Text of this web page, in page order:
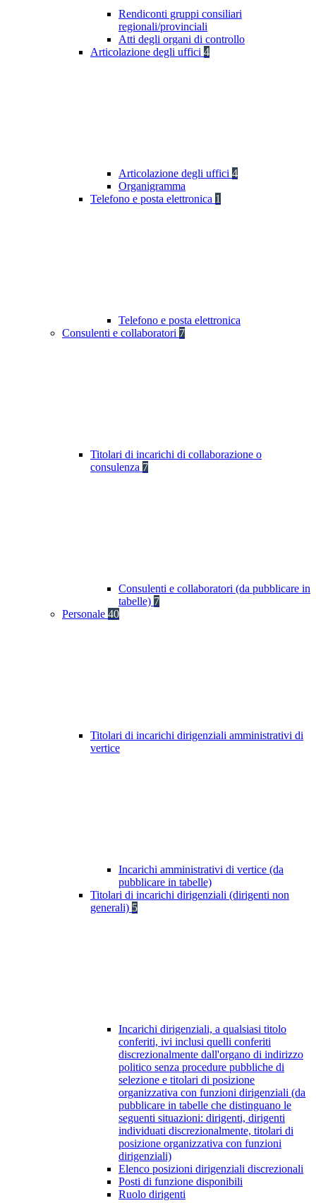
Rendiconti gruppi consiliari
regionali/provinciali
Atti degli organi di controllo
Articolazione degli uffici 4
Articolazione degli uffici 4
Organigramma
Telefono e posta elettronica 1
Telefono e posta elettronica
Consulenti e collaboratori 7
Titolari di incarichi di collaborazione o
consulenza 7
Consulenti e collaboratori (da pubblicare in
tabelle) 7
Personale 40
Titolari di incarichi dirigenziali amministrativi di
vertice
Incarichi amministrativi di vertice (da
pubblicare in tabelle)
Titolari di incarichi dirigenziali (dirigenti non
generali) 5
Incarichi dirigenziali, a qualsiasi titolo
conferiti, ivi inclusi quelli conferiti
discrezionalmente dall'organo di indirizzo
politico senza procedure pubbliche di
selezione e titolari di posizione
organizzativa con funzioni dirigenziali (da
pubblicare in tabelle che distinguano le
seguenti situazioni: dirigenti, dirigenti
individuati discrezionalmente, titolari di
posizione organizzativa con funzioni
dirigenziali)
Elenco posizioni dirigenziali discrezionali
Posti di funzione disponibili
Ruolo dirigenti